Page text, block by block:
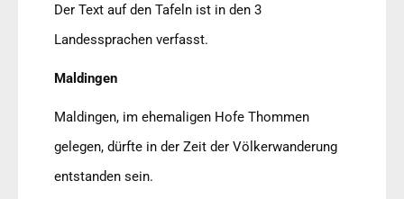
Der Text auf den Tafeln ist in den 3
Landessprachen verfasst.
Maldingen
Maldingen, im ehemaligen Hofe Thommen
gelegen, dürfte in der Zeit der Völkerwanderung
entstanden sein.